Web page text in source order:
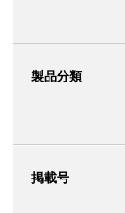
製品分類
掲載号